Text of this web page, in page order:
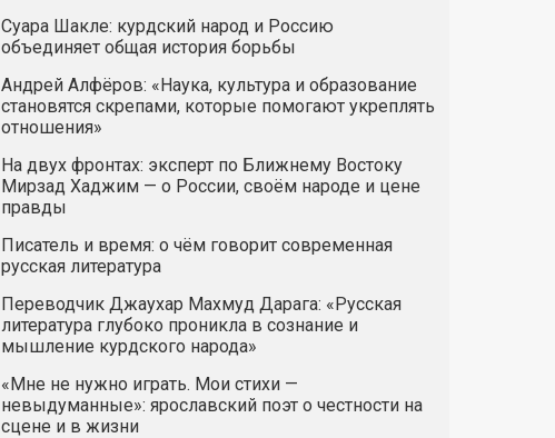
Суара Шакле: курдский народ и Россию
объединяет общая история борьбы
Андрей Алфёров: «Наука, культура и образование
становятся скрепами, которые помогают укреплять
отношения»
На двух фронтах: эксперт по Ближнему Востоку
Мирзад Хаджим — о России, своём народе и цене
правды
Писатель и время: о чём говорит современная
русская литература
Переводчик Джаухар Махмуд Дарага: «Русская
литература глубоко проникла в сознание и
мышление курдского народа»
«Мне не нужно играть. Мои стихи —
невыдуманные»: ярославский поэт о честности на
сцене и в жизни